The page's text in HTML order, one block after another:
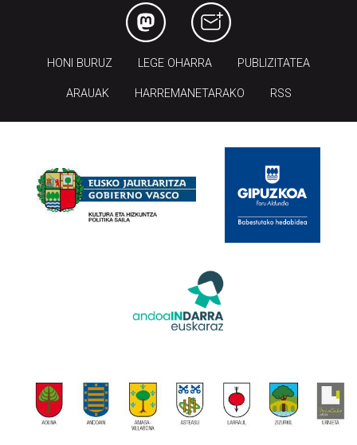
HONI BURUZ LEGE OHARRA PUBLIZITATEA
ARAUAK HARREMANETARAKO RSS